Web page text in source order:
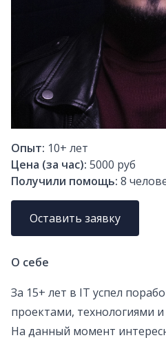
Опыт: 10+ лет
Цена (за час): 5000 руб
Получили помощь: 8
Оставить заявку
О себе
За 15+ лет в IT успел
проектами, технологиями
На данный момент